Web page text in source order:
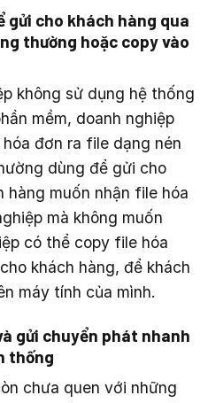
gửi cho khách hàng qua
thường hoặc copy vào
không sử dụng hệ thống
mềm, doanh nghiệp
đơn ra file dạng nén
dùng để gửi cho
hàng muốn nhận file hóa
mà không muốn
có thể copy file hóa
khách hàng, để khách
máy tính của mình.
gửi chuyển phát nhanh
thống
chưa quen với những